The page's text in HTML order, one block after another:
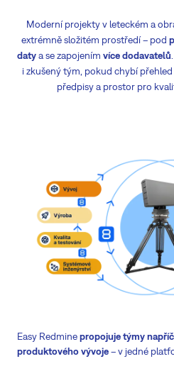
Moderní projekty v leteckém a
extrémně složitém prostředí – pod
datya se zapojením více dodavatelů
i zkušený tým, pokud chybí
předpisy a prostor pro
Easy Redminepropojuje týmy
produktového vývoje– v jedné